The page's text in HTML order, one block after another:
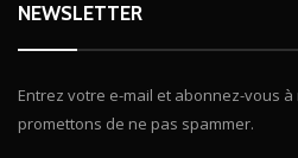
NEWSLETTER
Entrez votre e-mail et abonnez-vous
promettons de ne pas spammer.